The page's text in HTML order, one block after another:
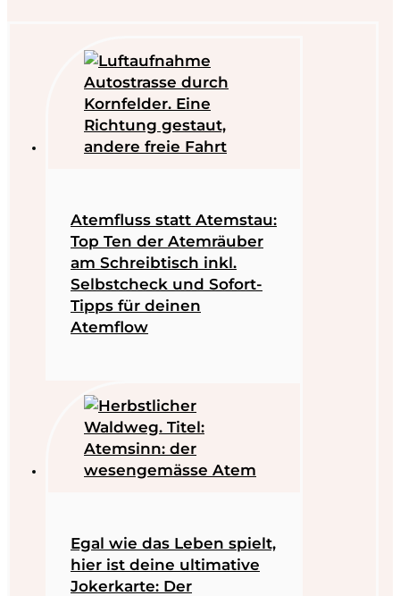
Atemfluss statt Atemstau:
Top Ten der Atemräuber
am Schreibtisch inkl.
Selbstcheck und Sofort-
Tipps für deinen
Atemflow
Egal wie das Leben spielt,
hier ist deine ultimative
Jokerkarte: Der